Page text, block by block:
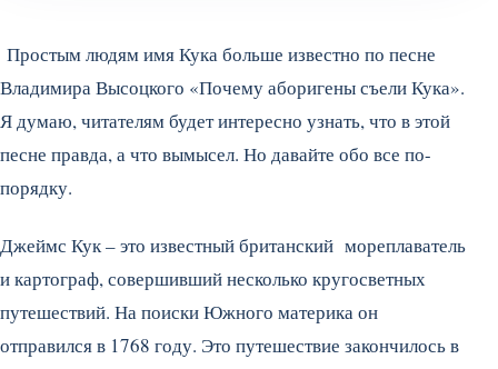
Простым людям имя Кука больше известно по песне
Владимира Высоцкого «Почему аборигены съели Кука».
Я думаю, читателям будет интересно узнать, что в этой
песне правда, а что вымысел. Но давайте обо все по-
порядку.
Джеймс Кук – это известный британский мореплаватель
и картограф, совершивший несколько кругосветных
путешествий. На поиски Южного материка он
отправился в 1768 году. Это путешествие закончилось в